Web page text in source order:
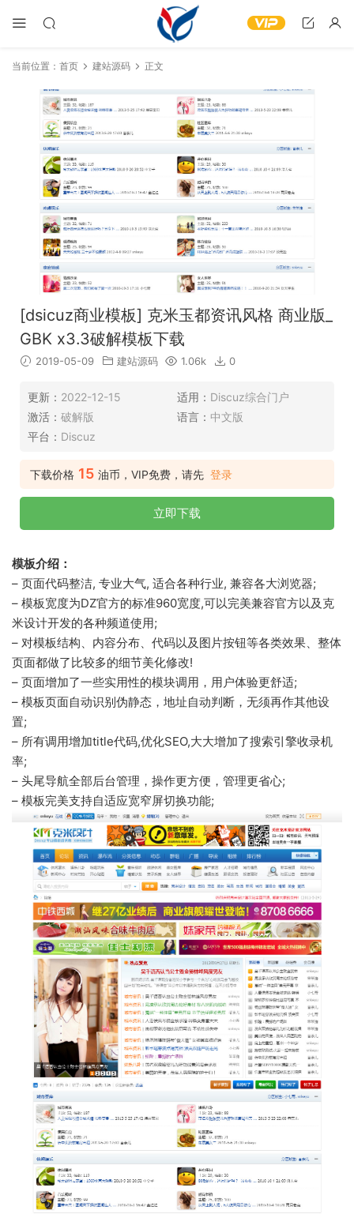
当前位置： 首页 建站源码 正文
[dsicuz商业模板] 克米玉都资讯风格 商业版_
GBK x3.3破解模板下载
2019-05-09 建站源码 1.06k 0
更新： 2022-12-15 适用： Discuz综合门户
激活： 破解版 语言： 中文版
平台： Discuz
下载价格 15 油币，VIP免费，请先 登录
立即下载
模板介绍：
– 页面代码整洁, 专业大气, 适合各种行业, 兼容各大浏览器;
– 模板宽度为DZ官方的标准960宽度,可以完美兼容官方以及克
米设计开发的各种频道使用;
– 对模板结构、内容分布、代码以及图片按钮等各类效果、整体
页面都做了比较多的细节美化修改!
– 页面增加了一些实用性的模块调用，用户体验更舒适;
– 模板页面自动识别伪静态，地址自动判断，无须再作其他设
置;
– 所有调用增加title代码,优化SEO,大大增加了搜索引擎收录机
率;
– 头尾导航全部后台管理，操作更方便，管理更省心;
– 模板完美支持自适应宽窄屏切换功能;